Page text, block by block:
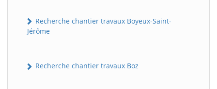
Recherche chantier travaux Boyeux-Saint-
Jérôme
Recherche chantier travaux Boz